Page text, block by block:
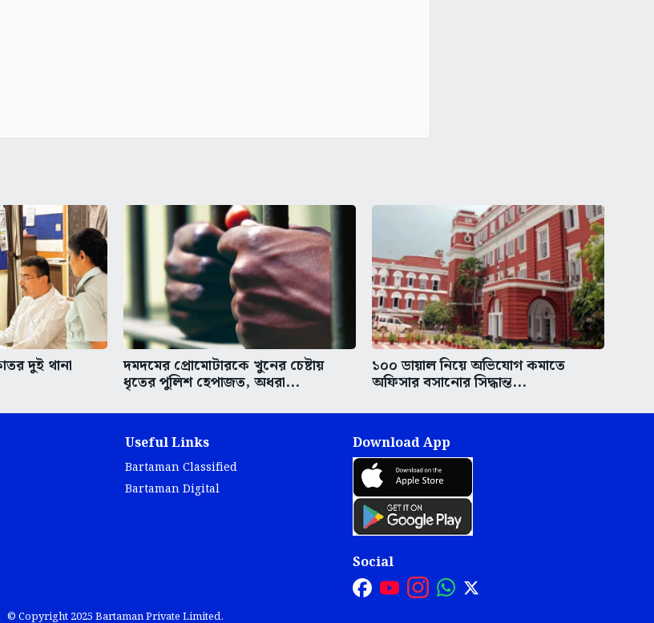
দুই থানা দমদমের প্রোমোটারকে খুনের চেষ্টায়
ধৃতের পুলিশ হেপাজত, অধরা...
১০০ ডায়াল নিয়ে অভিযোগ কমাতে
অফিসার বসানোর সিদ্ধান্ত...
Useful Links
Bartaman Classified
Bartaman Digital
Download App
Social
© Copyright 2025 Bartaman Private Limited.